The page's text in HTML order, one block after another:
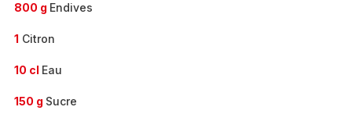
800 g Endives
1 Citron
10 cl Eau
150 g Sucre